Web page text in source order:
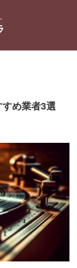
すめ業者3選